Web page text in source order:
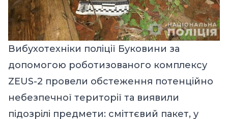
Вибухотехніки поліції Буковини за
допомогою роботизованого комплексу
ZEUS-2 провели обстеження потенційно
небезпечної території та виявили
підозрілі предмети: сміттєвий пакет, у